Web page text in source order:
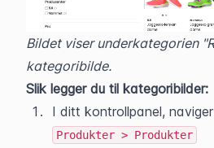
Bildet viser underkategorien
kategoribilde.
Slik legger du til kategoribilder:
Produkter > Produkter